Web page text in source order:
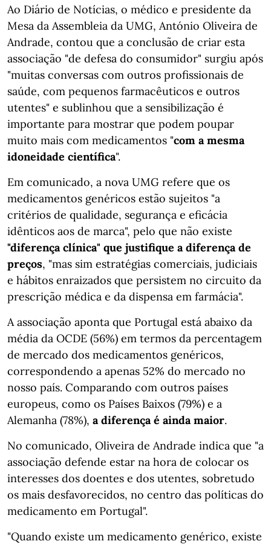
Ao Diário de Notícias, o médico e presidente da
Mesa da Assembleia da UMG, António Oliveira de
Andrade, contou que a conclusão de criar esta
associação "de defesa do consumidor" surgiu após
"muitas conversas com outros profissionais de
saúde, com pequenos farmacêuticos e outros
utentes" e sublinhou que a sensibilização é
importante para mostrar que podem poupar
muito mais com medicamentos "com a mesma
idoneidade científica".
Em comunicado, a nova UMG refere que os
medicamentos genéricos estão sujeitos "a
critérios de qualidade, segurança e eficácia
idênticos aos de marca", pelo que não existe
"diferença clínica" que justifique a diferença de
preços, "mas sim estratégias comerciais, judiciais
e hábitos enraizados que persistem no circuito da
prescrição médica e da dispensa em farmácia".
A associação aponta que Portugal está abaixo da
média da OCDE (56%) em termos da percentagem
de mercado dos medicamentos genéricos,
correspondendo a apenas 52% do mercado no
nosso país. Comparando com outros países
europeus, como os Países Baixos (79%) e a
Alemanha (78%), a diferença é ainda maior.
No comunicado, Oliveira de Andrade indica que "a
associação defende estar na hora de colocar os
interesses dos doentes e dos utentes, sobretudo
os mais desfavorecidos, no centro das políticas do
medicamento em Portugal".
"Quando existe um medicamento genérico, existe